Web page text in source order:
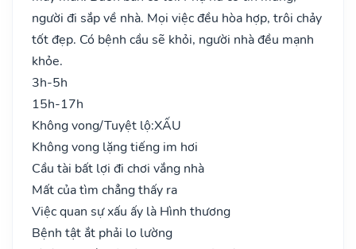
người đi sắp về nhà. Mọi việc đều hòa hợp, trôi chảy
tốt đẹp. Có bệnh cầu sẽ khỏi, người nhà đều mạnh
khỏe.
3h-5h
15h-17h
Không vong/Tuyệt lộ:XẤU
Không vong lặng tiếng im hơi
Cầu tài bất lợi đi chơi vắng nhà
Mất của tìm chẳng thấy ra
Việc quan sự xấu ấy là Hình thương
Bệnh tật ắt phải lo lường